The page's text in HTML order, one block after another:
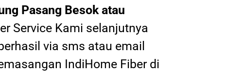
Pasang Besok atau
Service Kami selanjutnya
via sms atau email
IndiHome Fiber di